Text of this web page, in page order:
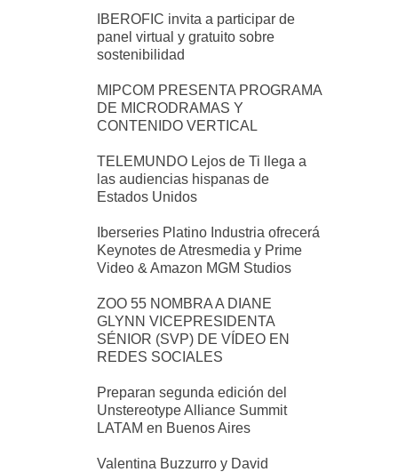
IBEROFIC invita a participar de
panel virtual y gratuito sobre
sostenibilidad
MIPCOM PRESENTA PROGRAMA
DE MICRODRAMAS Y
CONTENIDO VERTICAL
TELEMUNDO Lejos de Ti llega a
las audiencias hispanas de
Estados Unidos
Iberseries Platino Industria ofrecerá
Keynotes de Atresmedia y Prime
Video & Amazon MGM Studios
ZOO 55 NOMBRA A DIANE
GLYNN VICEPRESIDENTA
SÉNIOR (SVP) DE VÍDEO EN
REDES SOCIALES
Preparan segunda edición del
Unstereotype Alliance Summit
LATAM en Buenos Aires
Valentina Buzzurro y David